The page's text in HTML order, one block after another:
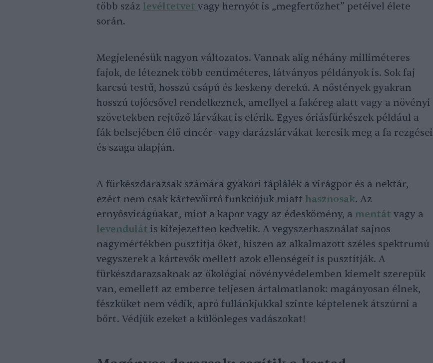
több száz levéltetvet vagy hernyót is „megfertőzhet” petéivel élete
során.
Megjelenésük nagyon változatos. Vannak alig néhány milliméteres
fajok, de léteznek több centiméteres, látványos példányok is. Sok faj
karcsú testű, hosszú csápú és keskeny derekú. A nőstények gyakran
hosszú tojócsővel rendelkeznek, amellyel a fakéreg alatt vagy a növényi
szövetekben rejtőző lárvákat is elérik. Egyes óriásfürkészek például a
fák belsejében élő cincér- vagy darázslárvákat keresik meg a fa rezgései
és szaga alapján.
A fürkészdarazsak számára gyakori táplálék a virágpor és a nektár,
ezért nem csak kártevőirtó funkciójuk miatt hasznosak. Az
ernyősvirágúakat, mint a kapor vagy az édeskömény, a mentát vagy a
levendulát is kifejezetten kedvelik. A vegyszerhasználat sajnos
nagymértékben pusztítja őket, hiszen az alkalmazott széles spektrumú
vegyszerek a kártevők mellett azok ellenségeit is pusztítják. A
fürkészdarazsaknak az ökológiai növényvédelemben kiemelt szerepük
van, emellett az emberre teljesen ártalmatlanok: magányosan élnek,
fészküket nem védik, apró fullánkjukkal szinte képtelenek átszúrni a
bőrt. Védjük ezeket a különleges vadászokat!